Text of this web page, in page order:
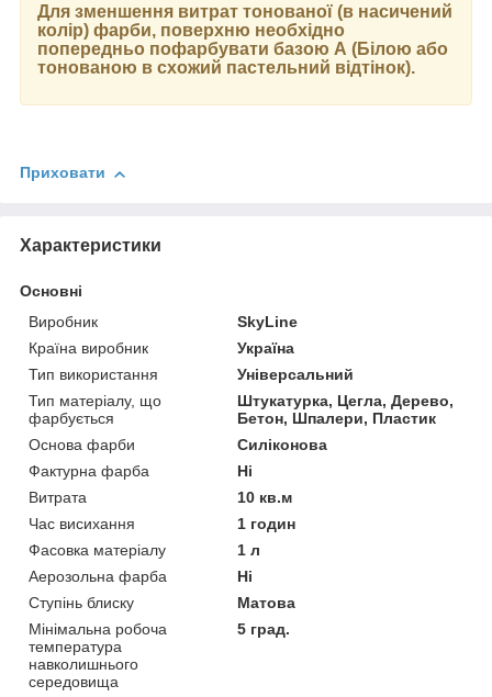
Для зменшення витрат тонованої (в насичений
колір) фарби, поверхню необхідно
попередньо пофарбувати базою А (Білою або
тонованою в схожий пастельний відтінок).
Приховати
Характеристики
Основні
Виробник
SkyLine
Країна виробник
Україна
Тип використання
Універсальний
Тип матеріалу, що
фарбується
Штукатурка, Цегла, Дерево,
Бетон, Шпалери, Пластик
Основа фарби
Силіконова
Фактурна фарба
Ні
Витрата
10 кв.м
Час висихання
1 годин
Фасовка матеріалу
1 л
Аерозольна фарба
Ні
Ступінь блиску
Матова
Мінімальна робоча
температура
навколишнього
середовища
5 град.